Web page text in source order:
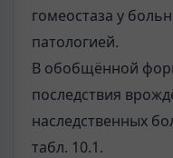
гомеостаза у
патологией.
В обобщённой
последствия
наследственных
табл. 10.1.